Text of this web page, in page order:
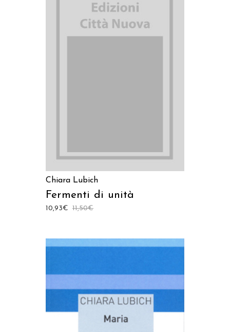
Chiara Lubich
Fermenti di unità
11,50€
10,93€